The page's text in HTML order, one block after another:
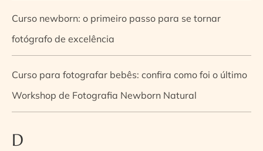
Curso newborn: o primeiro passo para se tornar
fotógrafo de excelência
Curso para fotografar bebês: confira como foi o último
Workshop de Fotografia Newborn Natural
D